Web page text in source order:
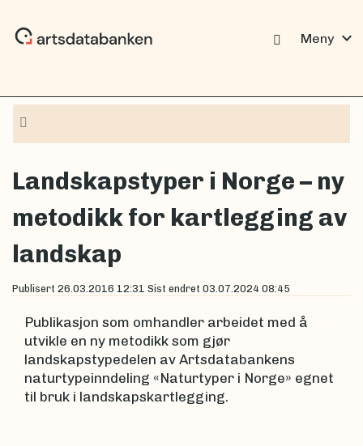
Meny expand_more
Landskapstyper i Norge – ny
metodikk for kartlegging av
landskap
Publisert 26.03.2016 12:31 Sist endret 03.07.2024 08:45
Publikasjon som omhandler arbeidet med å
utvikle en ny metodikk som gjør
landskapstypedelen av Artsdatabankens
naturtypeinndeling «Naturtyper i Norge» egnet
til bruk i landskapskartlegging.